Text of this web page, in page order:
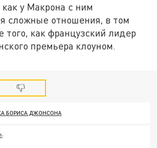
у Макрона с ним
сложные отношения, в том
того, как французский лидер
премьера клоуном.
БОРИСА ДЖОНСОНА